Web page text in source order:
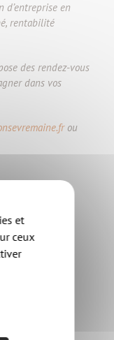
d’entreprise en
rentabilité
des rendez-vous
dans vos
ou
CLISSON
et
ceux